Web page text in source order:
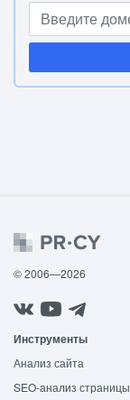
© 2006—2026
Инструменты
Анализ сайта
SEO-анализ страницы